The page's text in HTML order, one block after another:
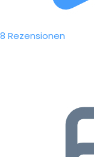
8 Rezensionen